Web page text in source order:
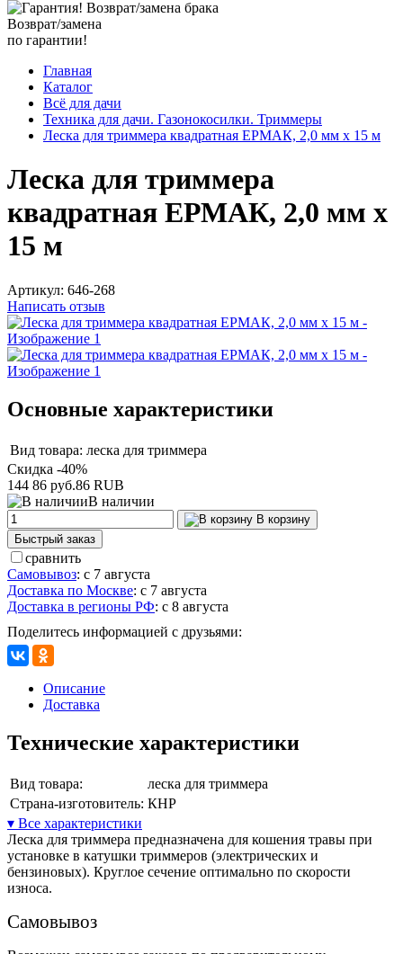
Возврат/замена
по гарантии!
Главная
Каталог
Всё для дачи
Техника для дачи. Газонокосилки. Триммеры
Леска для триммера квадратная ЕРМАК, 2,0 мм х 15 м
Леска для триммера
квадратная ЕРМАК, 2,0 мм х
15 м
Артикул: 646-268
Написать отзыв
Основные характеристики
Вид товара: леска для триммера
Скидка -40%
144 86 руб.86 RUB
В наличии
В корзину
Быстрый заказ
сравнить
Самовывоз: с 7 августа
Доставка по Москве: с 7 августа
Доставка в регионы РФ: с 8 августа
Поделитесь информацией с друзьями:
Описание
Доставка
Технические характеристики
Вид товара:
леска для триммера
Страна-изготовитель: КНР
▾ Все характеристики
Леска для триммера предназначена для кошения травы при
установке в катушки триммеров (электрических и
бензиновых). Круглое сечение оптимально по скорости
износа.
Самовывоз